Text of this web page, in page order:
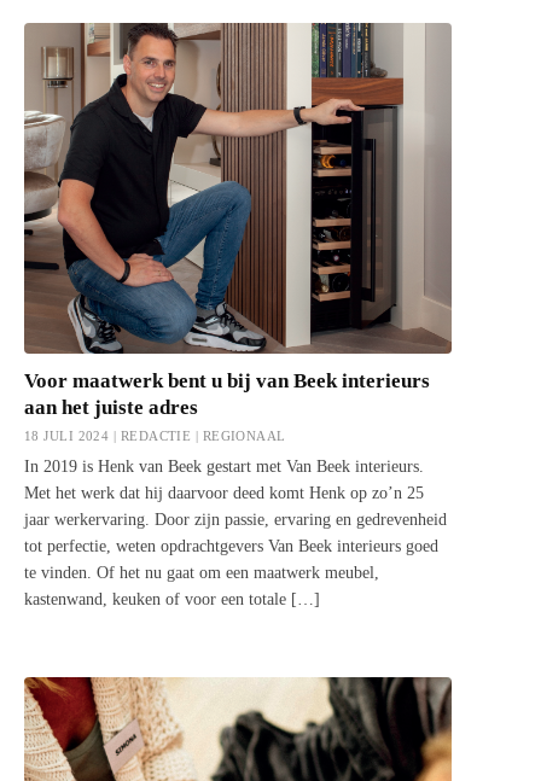
Voor maatwerk bent u bij van Beek interieurs
aan het juiste adres
18 JULI 2024 | REDACTIE | REGIONAAL
In 2019 is Henk van Beek gestart met Van Beek interieurs.
Met het werk dat hij daarvoor deed komt Henk op zo’n 25
jaar werkervaring. Door zijn passie, ervaring en gedrevenheid
tot perfectie, weten opdrachtgevers Van Beek interieurs goed
te vinden. Of het nu gaat om een maatwerk meubel,
kastenwand, keuken of voor een totale […]